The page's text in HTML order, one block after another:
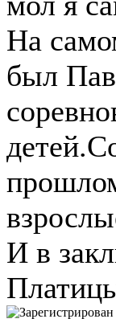
На
был
И в